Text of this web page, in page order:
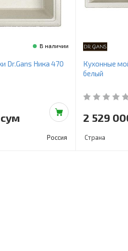
В наличии
Dr.Gans Ника 470
Россия
Кухонные
белый
2 529
Страна